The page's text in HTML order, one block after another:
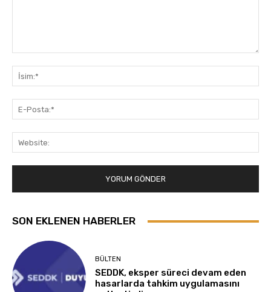
SON EKLENEN HABERLER
BÜLTEN
SEDDK, eksper süreci devam eden
hasarlarda tahkim uygulamasını